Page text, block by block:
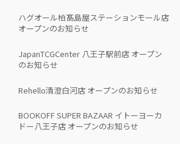
ハグオール柏髙島屋ステーションモール店
オープンのお知らせ
JapanTCGCenter 八王子駅前店 オープン
のお知らせ
Rehello清澄白河店 オープンのお知らせ
BOOKOFF SUPER BAZAAR イトーヨーカ
ドー八王子店 オープンのお知らせ